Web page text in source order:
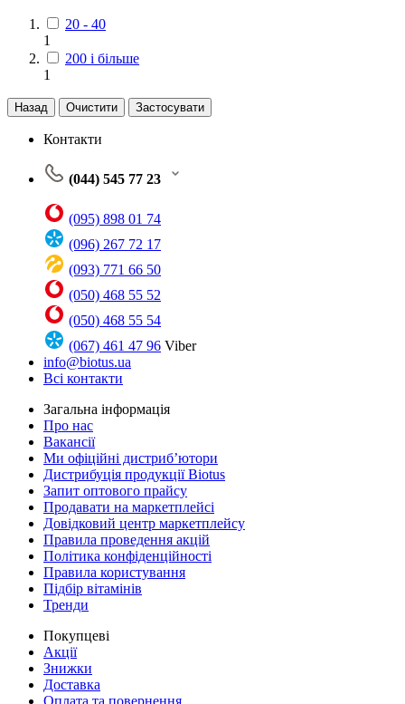
20 - 40
1
200 і більше
1
Назад Очистити Застосувати
Контакти
(044) 545 77 23
(095) 898 01 74
(096) 267 72 17
(093) 771 66 50
(050) 468 55 52
(050) 468 55 54
(067) 461 47 96 Viber
info@biotus.ua
Всі контакти
Загальна інформація
Про нас
Вакансії
Ми офіційні дистриб’ютори
Дистрибуція продукції Biotus
Запит оптового прайсу
Продавати на маркетплейсі
Довідковий центр маркетплейсу
Правила проведення акцій
Політика конфіденційності
Правила користування
Підбір вітамінів
Тренди
Покупцеві
Акції
Знижки
Доставка
Оплата та повернення